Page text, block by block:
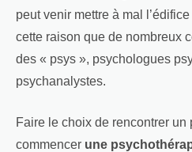
peut venir mettre à mal
cette raison que de nombreux
des « psys », psychologues
psychanalystes.
Faire le choix de rencontrer un
commencer une